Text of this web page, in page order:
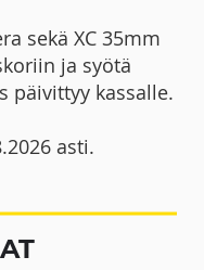
sekä XC 35mm
ja syötä
päivittyy kassalle.
asti.